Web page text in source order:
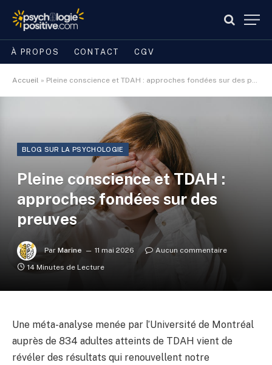
À PROPOS CONTACT CGV
Accueil » Pleine conscience et TDAH : approches fondées sur des preuves
BLOG SUR LA PSYCHOLOGIE
Pleine conscience et TDAH :
approches fondées sur des
preuves
Par Marine 11 mai 2026
Aucun commentaire
14 Minutes de Lecture
Une méta-analyse menée par l’Université de Montréal
auprès de 834 adultes atteints de TDAH vient de
révéler des résultats qui renouvellent notre